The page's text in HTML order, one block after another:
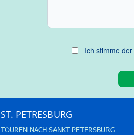
Ich stimme der
ST. PETRESBURG
TOUREN NACH SANKT PETERSBURG